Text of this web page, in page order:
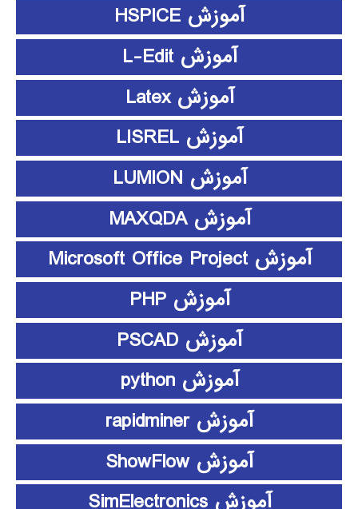
آموزش HSPICE
آموزش L-Edit
آموزش Latex
آموزش LISREL
آموزش LUMION
آموزش MAXQDA
آموزش Microsoft Office Project
آموزش PHP
آموزش PSCAD
آموزش python
آموزش rapidminer
آموزش ShowFlow
آموزش SimElectronics